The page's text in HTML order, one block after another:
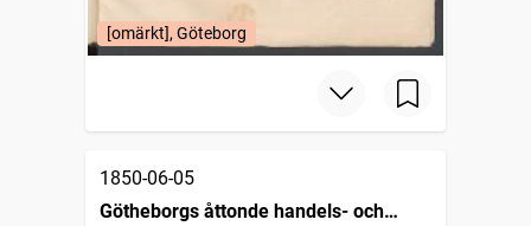
[omärkt], Göteborg
1850-06-05
Götheborgs åttonde handels- och